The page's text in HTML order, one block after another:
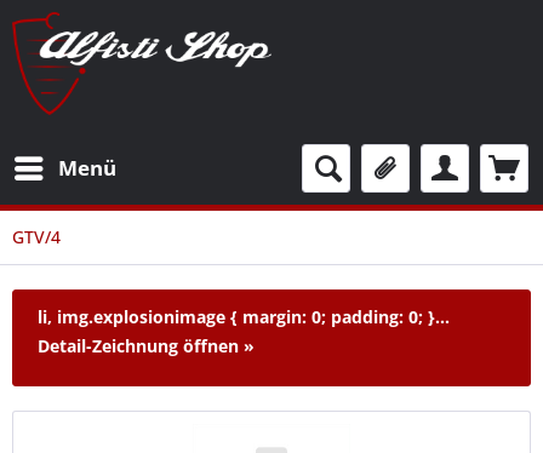
Menü
GTV/4
li, img.explosionimage { margin: 0; padding: 0; }...
Detail-Zeichnung öffnen »